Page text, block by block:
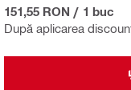
După aplicarea
151,55 RON / 1 buc